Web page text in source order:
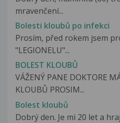
mravenčení...
Bolesti kloubů po infekci
Prosím, před rokem jsem
"LEGIONELU"...
BOLEST KLOUBŮ
VÁŽENÝ PANE DOKTORE
KLOUBŮ PROSIM...
Bolest kloubů
Dobrý den. Je mi 20 let a